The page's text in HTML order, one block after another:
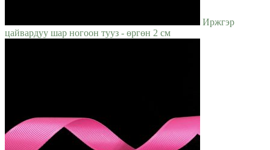
Иржгэр
цайвардуу шар ногоон тууз - өргөн 2 см